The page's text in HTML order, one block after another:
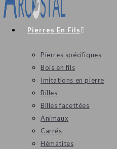
Pierres En Fils
Pierres spécifiques
Bois en fils
Imitations en pierre
Billes
Billes facettées
Animaux
Carrés
Hématites